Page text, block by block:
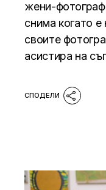
жени-
снима когато е
своите
асистира на